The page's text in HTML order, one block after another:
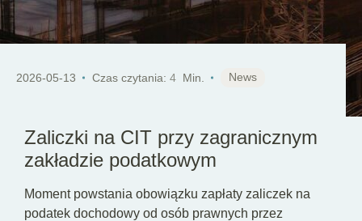
PL
2026-05-13 Czas czytania: 4 Min. News
Zaliczki na CIT przy zagranicznym
zakładzie podatkowym
Moment powstania obowiązku zapłaty zaliczek na
podatek dochodowy od osób prawnych przez